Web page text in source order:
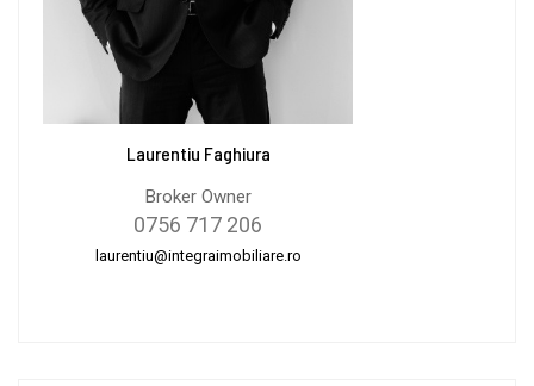
Laurentiu Faghiura
Broker Owner
0756 717 206
laurentiu@integraimobiliare.ro